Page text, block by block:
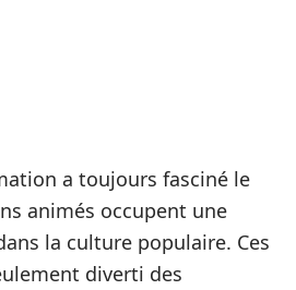
a toujours fasciné le
animés occupent une
la culture populaire. Ces
diverti des